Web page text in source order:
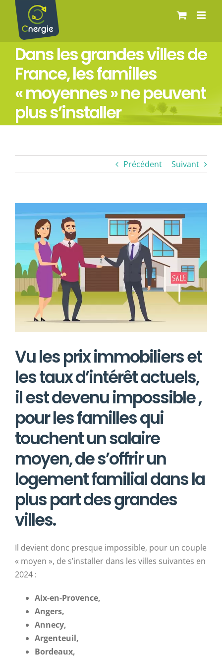
Passer
contenu
Dans les grandes villes de
France, les familles
« moyennes » ne peuvent
plus s’installer
Précédent Suivant
l'image
agrandie
Vu les prix immobiliers et
les taux d’intérêt actuels,
il est devenu impossible ,
pour les familles qui
touchent un salaire
moyen, de s’offrir un
logement familial dans la
plus part des grandes
villes.
Il devient donc presque impossible, pour un couple
« moyen », de s’installer dans les villes suivantes en
2024 :
Aix-en-Provence,
Angers,
Annecy,
Argenteuil,
Bordeaux,